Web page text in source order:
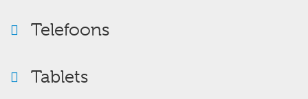
Telefoons
Tablets